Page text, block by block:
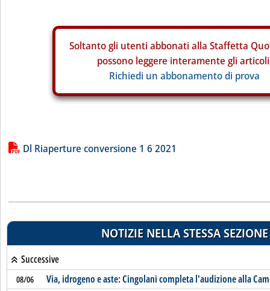
Soltanto gli utenti abbonati alla Staffetta
possono leggere interamente gli
Richiedi un abbonamento di prova
Lista allegati PDF alla notizia
Dl Riaperture conversione 1 6 2021
NOTIZIE NELLA STESSA SEZIONE
Successive
08/06 Via, idrogeno e aste: Cingolani completa l'audizione alla